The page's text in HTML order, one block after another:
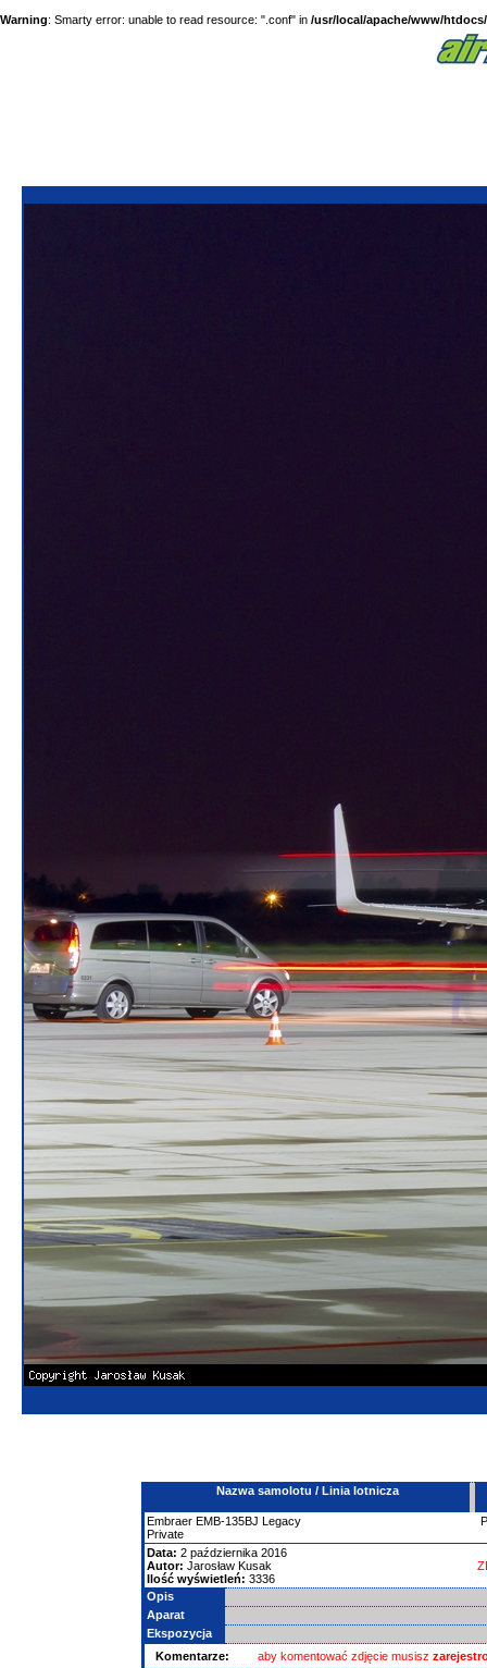
Warning: Smarty error: unable to read resource: ".conf" in /usr/local/apache/www/
Nazwa samolotu / Linia lotnicza
Embraer EMB-135BJ Legacy
Private
Data: 2 października 2016
Autor: Jarosław Kusak
Ilość wyświetleń: 3336
Opis
Aparat
Ekspozycja
Komentarze:
aby komentować zdjęcie musisz